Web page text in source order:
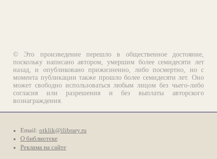
© Это произведение перешло в общественное достояние,
поскольку написано автором, умершим более семидесяти лет
назад, и опубликовано прижизненно, либо посмертно, но с
момента публикации также прошло более семидесяти лет. Оно
может свободно использоваться любым лицом без чьего-либо
согласия или разрешения и без выплаты авторского
вознаграждения.
Email: otklik@ilibrary.ru
О библиотеке
Реклама на сайте